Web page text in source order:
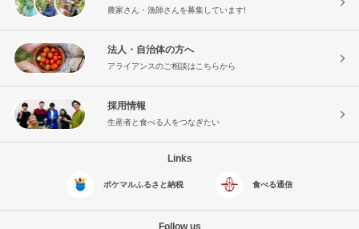
農家さん・漁師さんを募集しています!
法人・自治体の方へ
アライアンスのご相談はこちらから
採用情報
生産者と食べる人をつなぎたい
Links
ポケマルふるさと納税 食べる通信
Follow us